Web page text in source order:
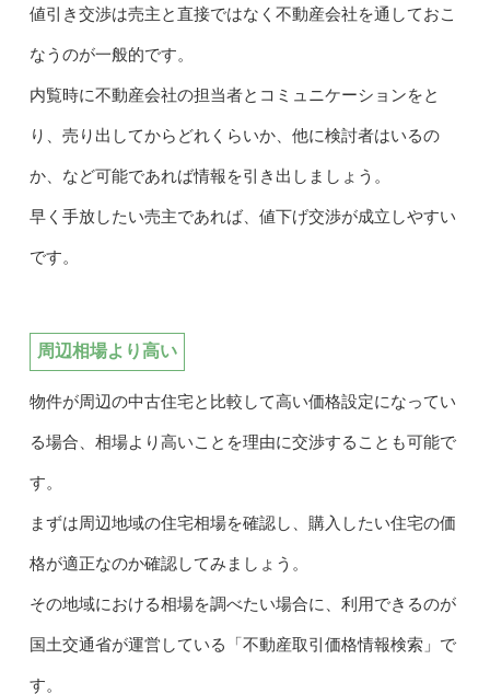
値引き交渉は売主と直接ではなく不動産会社を通しておこ
なうのが一般的です。
内覧時に不動産会社の担当者とコミュニケーションをと
り、売り出してからどれくらいか、他に検討者はいるの
か、など可能であれば情報を引き出しましょう。
早く手放したい売主であれば、値下げ交渉が成立しやすい
です。
周辺相場より高い
物件が周辺の中古住宅と比較して高い価格設定になってい
る場合、相場より高いことを理由に交渉することも可能で
す。
まずは周辺地域の住宅相場を確認し、購入したい住宅の価
格が適正なのか確認してみましょう。
その地域における相場を調べたい場合に、利用できるのが
国土交通省が運営している「不動産取引価格情報検索」で
す。